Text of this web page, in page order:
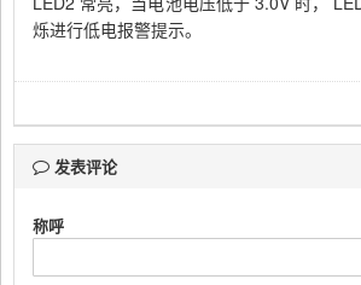
烁进行低电报警提示。
发表评论
称呼